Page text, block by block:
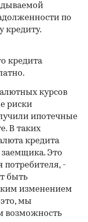
по
кредиту.
кредита
курсов
риски
ипотечные
В таких
кредита
заемщика. Это
потребителя, -
быть
изменением
мы
возможность